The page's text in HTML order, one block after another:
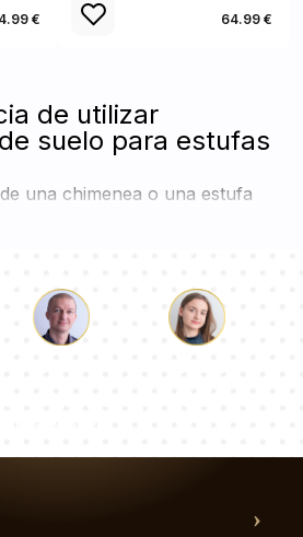
€ 64.99 €
de utilizar
suelo para estufas
una chimenea o una estufa
los meses más fríos del año
las brasas calientes y la
daños irreparables en
o alfombras. Es aquí
una barrera física robusta
reparaciones. Además, no